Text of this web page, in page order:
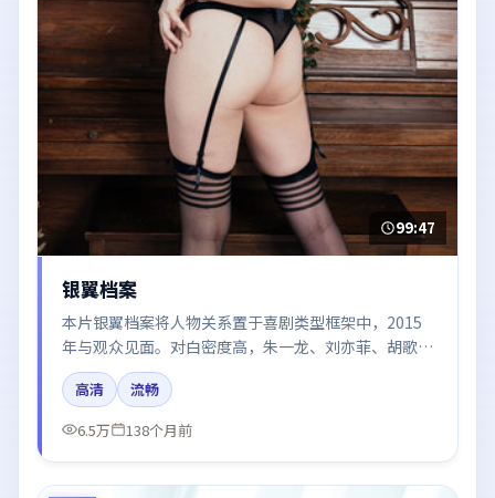
99:47
银翼档案
本片银翼档案将人物关系置于喜剧类型框架中，2015
年与观众见面。对白密度高，朱一龙、刘亦菲、胡歌、
张子枫的台词节奏值得关注；整体气质偏中国香港都市
与冷色调摄影。
高清
流畅
6.5万
138个月前